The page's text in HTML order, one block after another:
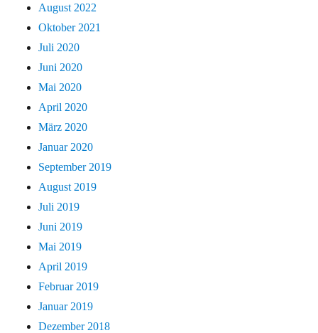
August 2022
Oktober 2021
Juli 2020
Juni 2020
Mai 2020
April 2020
März 2020
Januar 2020
September 2019
August 2019
Juli 2019
Juni 2019
Mai 2019
April 2019
Februar 2019
Januar 2019
Dezember 2018